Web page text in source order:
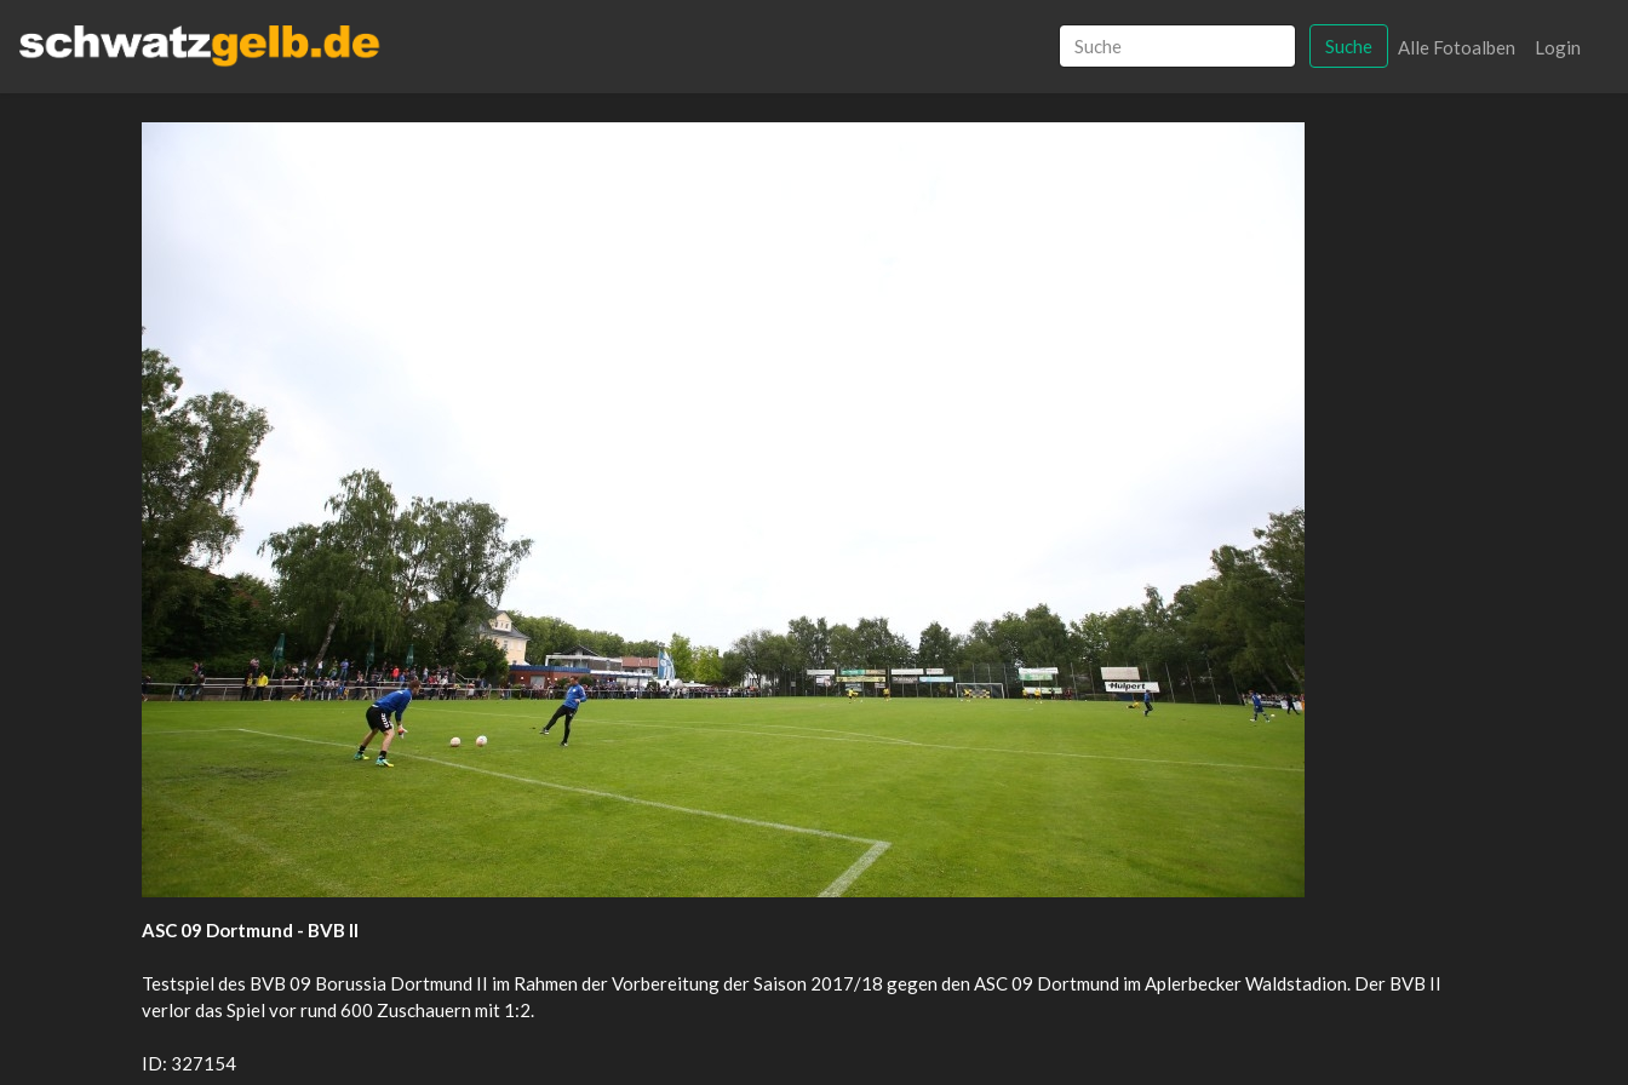
Suche Alle Fotoalben Login
ASC 09 Dortmund - BVB II
Testspiel des BVB 09 Borussia Dortmund II im Rahmen der Vorbereitung der Saison 2017/18 gegen den ASC 09 Dortmund im Aplerbecker Waldstadion. Der BVB II
verlor das Spiel vor rund 600 Zuschauern mit 1:2.
ID: 327154